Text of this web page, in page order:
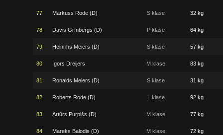
77 Markuss Rode (D) S klase 32 kg
78 Dāvis Grīnbergs (D) P klase 64 kg
79 Heinrihs Meiers (D) S klase 57 kg
80 Igors Dreijers M klase 83 kg
81 Ronalds Meiers (D) S klase 31 kg
82 Roberts Rode (D) L klase 92 kg
83 Artūrs Purpišs (D) M klase 77 kg
84 Mareks Balodis (D) M klase 72 kg